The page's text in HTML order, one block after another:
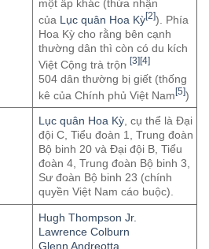
một ấp khác (thừa nhận
của Lục quân Hoa Kỳ[2]). Phía
Hoa Kỳ cho rằng bên cạnh
thường dân thì còn có du kích
Việt Cộng trà trộn[3] [4]
504 dân thường bị giết (thống
kê của Chính phủ Việt Nam[5])
Lục quân Hoa Kỳ, cụ thể là Đại
đội C, Tiểu đoàn 1, Trung đoàn
Bộ binh 20 và Đại đội B, Tiểu
đoàn 4, Trung đoàn Bộ binh 3,
Sư đoàn Bộ binh 23 (chính
quyền Việt Nam cáo buộc).
Hugh Thompson Jr.
Lawrence Colburn
Glenn Andreotta